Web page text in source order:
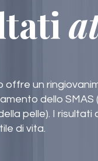
offre un
dello
pelle). I risultati
di vita.